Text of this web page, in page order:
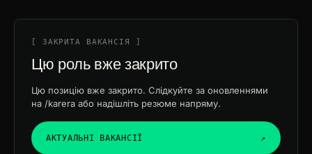
[ ЗАКРИТА ВАКАНСІЯ ]
Цю роль вже закрито
Цю позицію вже закрито. Слідкуйте за оновленнями
на /karera або надішліть резюме напряму.
АКТУАЛЬНІ ВАКАНСІЇ ↗